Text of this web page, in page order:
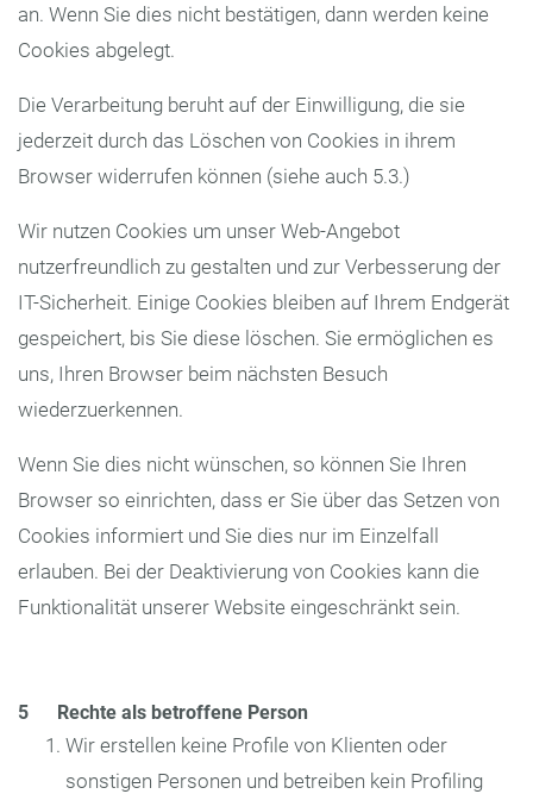
an. Wenn Sie dies nicht bestätigen, dann werden keine
Cookies abgelegt.
Die Verarbeitung beruht auf der Einwilligung, die sie
jederzeit durch das Löschen von Cookies in ihrem
Browser widerrufen können (siehe auch 5.3.)
Wir nutzen Cookies um unser Web-Angebot
nutzerfreundlich zu gestalten und zur Verbesserung der
IT-Sicherheit. Einige Cookies bleiben auf Ihrem Endgerät
gespeichert, bis Sie diese löschen. Sie ermöglichen es
uns, Ihren Browser beim nächsten Besuch
wiederzuerkennen.
Wenn Sie dies nicht wünschen, so können Sie Ihren
Browser so einrichten, dass er Sie über das Setzen von
Cookies informiert und Sie dies nur im Einzelfall
erlauben. Bei der Deaktivierung von Cookies kann die
Funktionalität unserer Website eingeschränkt sein.
5 Rechte als betroffene Person
Wir erstellen keine Profile von Klienten oder
sonstigen Personen und betreiben kein Profiling